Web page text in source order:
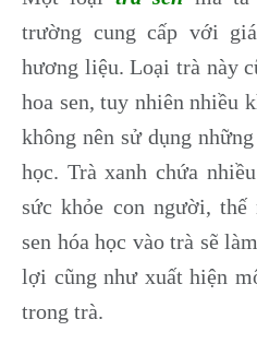
trường cung cấp với
hương liệu. Loại trà này
hoa sen, tuy nhiên nhiều
không nên sử dụng
học. Trà xanh chứa
sức khỏe con người,
sen hóa học vào trà sẽ
lợi cũng như xuất hiện
trong trà.